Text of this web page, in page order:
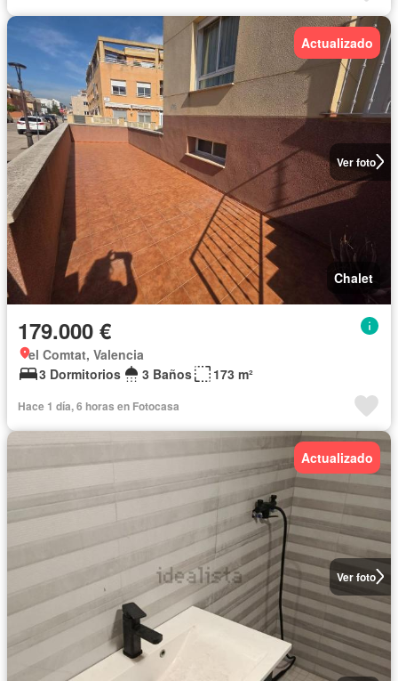
Ver foto
Actualizado
Chalet
179.000 €
el Comtat, Valencia
3 Dormitorios
3 Baños 173 m²
Hace 1 día, 6 horas en Fotocasa
Ver foto
Actualizado